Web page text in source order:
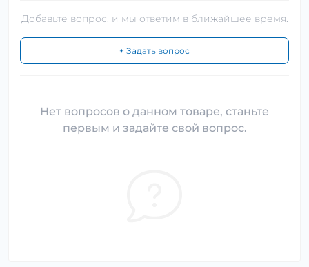
Добавьте вопрос, и мы ответим в ближайшее время.
+ Задать вопрос
Нет вопросов о данном товаре, станьте
первым и задайте свой вопрос.